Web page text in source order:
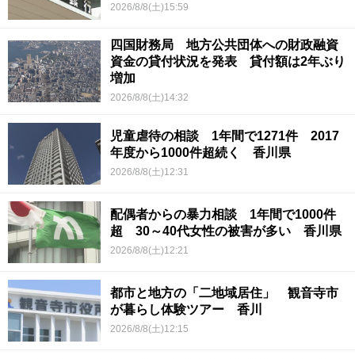
2026/8/8(土)15:59
四国財務局 地方公共団体への財政融資
資金の貸付状況を発表 貸付額は2年ぶり
増加
2026/8/8(土)14:32
児童虐待の相談 1年間で1271件 2017
年度から1000件超続く 香川県
2026/8/8(土)12:31
配偶者からの暴力相談 1年間で1000件
超 30～40代女性の被害が多い 香川県
2026/8/8(土)12:21
都市と地方の「二地域居住」 観音寺市
が暮らし体験ツアー 香川
2026/8/8(土)12:15